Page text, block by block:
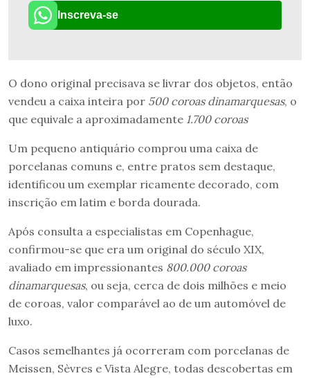
Inscreva-se
O dono original precisava se livrar dos objetos, então
vendeu a caixa inteira por 500 coroas dinamarquesas, o
que equivale a aproximadamente 1.700 coroas
Um pequeno antiquário comprou uma caixa de
porcelanas comuns e, entre pratos sem destaque,
identificou um exemplar ricamente decorado, com
inscrição em latim e borda dourada.
Após consulta a especialistas em Copenhague,
confirmou-se que era um original do século XIX,
avaliado em impressionantes 800.000 coroas
dinamarquesas, ou seja, cerca de dois milhões e meio
de coroas, valor comparável ao de um automóvel de
luxo.
Casos semelhantes já ocorreram com porcelanas de
Meissen, Sèvres e Vista Alegre, todas descobertas em